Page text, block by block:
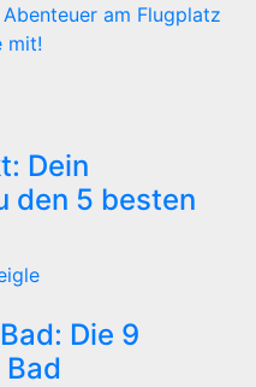
am Flugplatz
mit!
Dein
den 5 besten
Die 9